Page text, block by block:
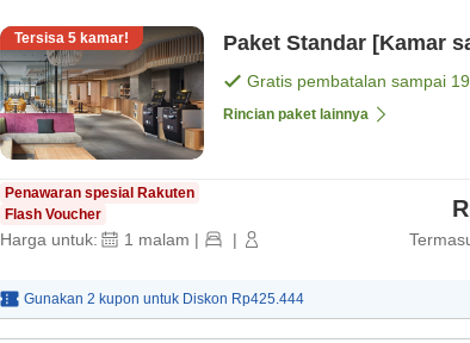
Tersisa 5 kamar! Paket Standar [Kamar
Gratis pembatalan sampai
Rincian paket lainnya
Penawaran spesial Rakuten
Flash Voucher
Harga untuk: 1 malam | |
Gunakan 2 kupon untuk Diskon Rp425.444